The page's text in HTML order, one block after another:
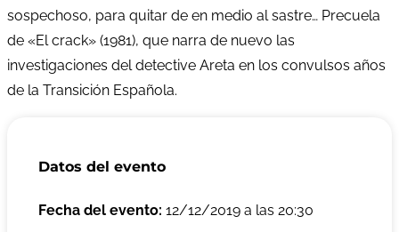
sospechoso, para quitar de en medio al sastre… Precuela
de «El crack» (1981), que narra de nuevo las
investigaciones del detective Areta en los convulsos años
de la Transición Española.
Datos del evento
Fecha del evento: 12/12/2019 a las 20:30